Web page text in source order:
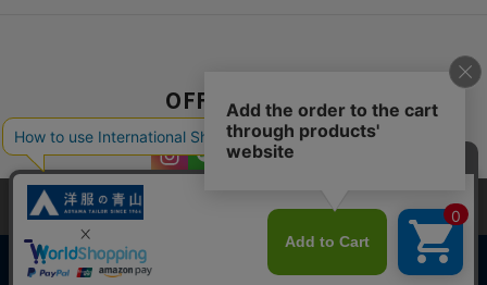
OFFICIAL SNS
当サイトでは、快適な閲覧体験とコンテンツ改善のためにCookieを使用
しています。閲覧を続けることで、Cookieの使用に同意したものとみな